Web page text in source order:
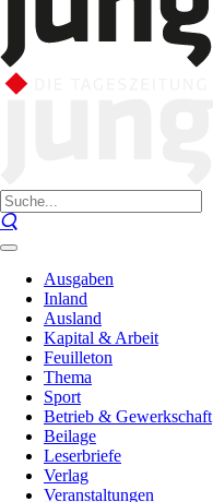
Ausgaben
Inland
Ausland
Kapital & Arbeit
Feuilleton
Thema
Sport
Betrieb & Gewerkschaft
Beilage
Leserbriefe
Verlag
Veranstaltungen